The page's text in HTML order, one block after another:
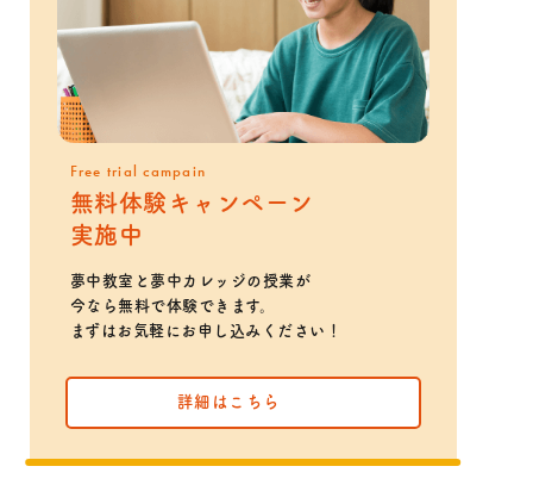
Free trial campain
無料体験キャンペーン
実施中
夢中教室と夢中カレッジの授業が
今なら無料で体験できます。
まずはお気軽にお申し込みください！
詳細はこちら